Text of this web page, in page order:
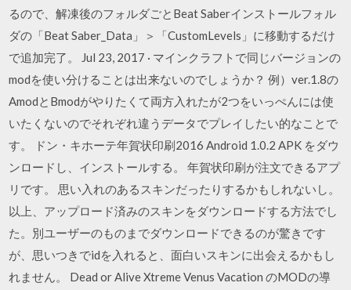
るので、解凍後のフォルダごとBeat Saberインストールフォル
ダの「Beat Saber_Data」＞「CustomLevels」に移動するだけ
で追加完了。 Jul 23, 2017 · マインクラフトで同じバージョンの
modを使い分けることは出来ないのでしょうか？ 例）ver.1.8の
AmodとBmodがやりたくて両方入れたが2つをいっぺんには使
いたくないのでそれぞれ違うデータでプレイしたい的なことで
す。 ドン・キホーテ年賀状印刷2016 Android 1.0.2 APK をダウ
ンロードし、インストールする。 年賀状印刷が注文できるアプ
リです。 思い入れのあるスキンだったりするかもしれないし。
以上、アップロード済みのスキンをダウンロードする方法でし
た。別ユーザーのものまでダウンロードできるのが驚きです
が、思いつきでidを入れると、面白いスキンに出会えるかもし
れません。 Dead or Alive Xtreme Venus Vacation のMODの導